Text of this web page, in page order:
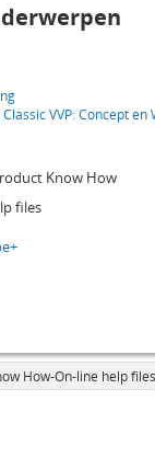
VVP: Concept en
Know How
files
How-On-line help